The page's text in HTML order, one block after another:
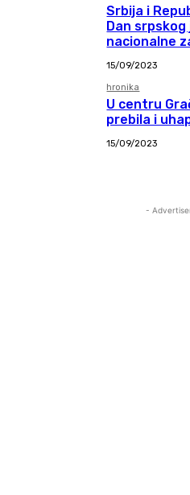
Srbija i
Dan
nacionalne
15/09/2023
hronika
U centru
prebila i
15/09/2023
-